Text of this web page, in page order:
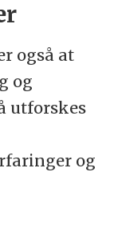
også at
og
utforskes
og